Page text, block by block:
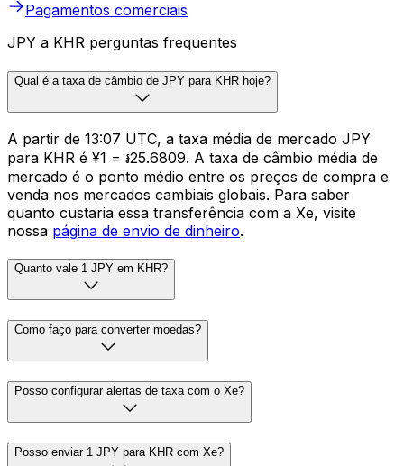
Pagamentos comerciais
JPY a KHR perguntas frequentes
Qual é a taxa de câmbio de JPY para KHR hoje?
A partir de 13:07 UTC, a taxa média de mercado JPY
para KHR é ¥1 = ៛25.6809. A taxa de câmbio média de
mercado é o ponto médio entre os preços de compra e
venda nos mercados cambiais globais. Para saber
quanto custaria essa transferência com a Xe, visite
nossa página de envio de dinheiro.
Quanto vale 1 JPY em KHR?
Como faço para converter moedas?
Posso configurar alertas de taxa com o Xe?
Posso enviar 1 JPY para KHR com Xe?